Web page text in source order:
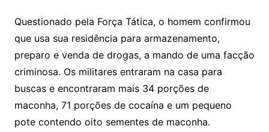
Questionado pela Força Tática, o homem confirmou
que usa sua residência para armazenamento,
preparo e venda de drogas, a mando de uma facção
criminosa. Os militares entraram na casa para
buscas e encontraram mais 34 porções de
maconha, 71 porções de cocaína e um pequeno
pote contendo oito sementes de maconha.